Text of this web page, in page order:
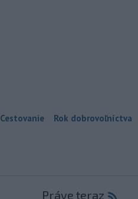
Cestovanie Rok dobrovoľníctva
Práve teraz